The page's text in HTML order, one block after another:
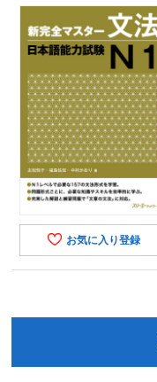
お気に入り登録